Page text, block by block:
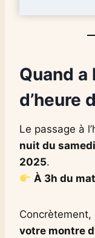
Quand
d’heure
Le passage à
nuit du
2025.
À 3h du
Concrètement,
votre montre